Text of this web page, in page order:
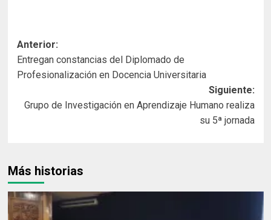
Navegación
de
Anterior:
Entregan constancias del Diplomado de
Profesionalización en Docencia Universitaria
Siguiente:
Grupo de Investigación en Aprendizaje Humano realiza
su 5ª jornada
Más historias